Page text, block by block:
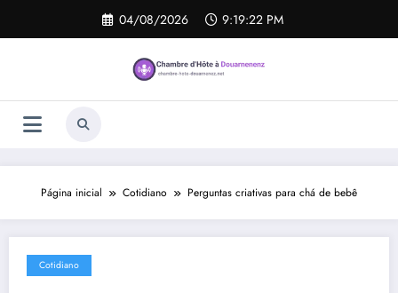
o
04/08/2026 9:19:23 PM
Página inicial Cotidiano Perguntas criativas para chá de bebê
Cotidiano